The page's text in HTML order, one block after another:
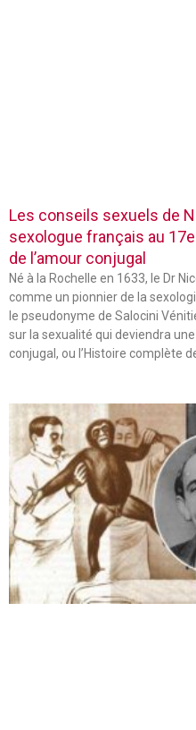
Les conseils sexuels de
sexologue français au
de l’amour conjugal
Né à la Rochelle en 1633, le Dr
comme un pionnier de la
le pseudonyme de Salocini
sur la sexualité qui deviendra
conjugal, ou l’Histoire complète